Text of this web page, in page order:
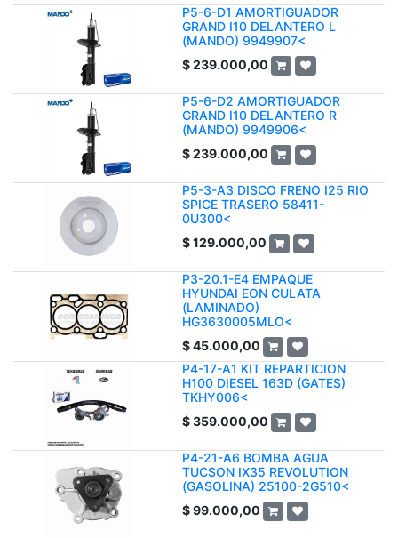
P5-6-D1 AMORTIGUADOR
GRAND I10 DELANTERO L
(MANDO) 9949907<
$239.000,00
P5-6-D2 AMORTIGUADOR
GRAND I10 DELANTERO R
(MANDO) 9949906<
$239.000,00
P5-3-A3 DISCO FRENO I25 RIO
SPICE TRASERO 58411-
0U300<
$129.000,00
P3-20.1-E4 EMPAQUE
HYUNDAI EON CULATA
(LAMINADO)
HG3630005MLO<
$45.000,00
P4-17-A1 KIT REPARTICION
H100 DIESEL 163D (GATES)
TKHY006<
$359.000,00
P4-21-A6 BOMBA AGUA
TUCSON IX35 REVOLUTION
(GASOLINA) 25100-2G510<
$99.000,00